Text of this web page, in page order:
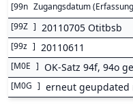
[99n Zugangsdatum
[99Z ] 20110705 Otitbsb
[99z ] 20110611
[M0E ] OK-Satz 94f, 94o
[M0G ] erneut geupdated